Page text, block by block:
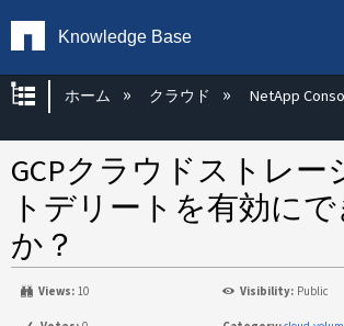
Knowledge Base
グローバル階層を展開/折
ホーム クラウド NetApp
GCPクラウドストレー
トデリートを有効に
か？
Views: 10 Visibility: Public